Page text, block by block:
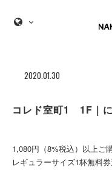
2020.01.30
コレド室町1 1F｜
1,080円（8%税込）以上ご
レギュラーサイズ1杯無料